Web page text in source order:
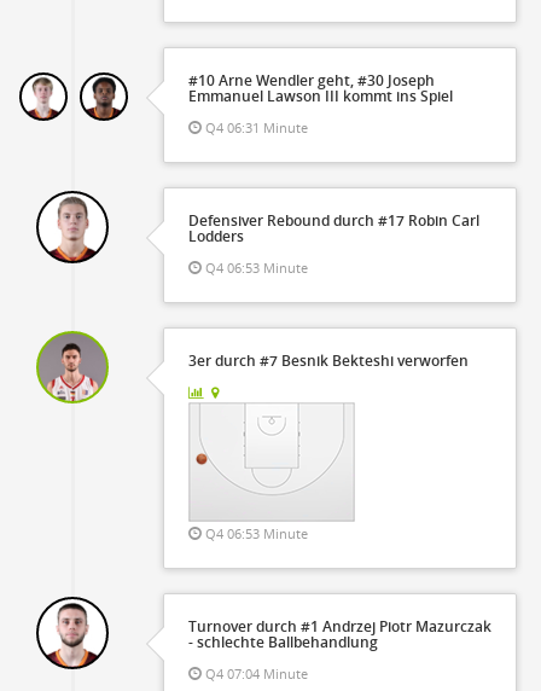
#10 Arne Wendler geht, #30 Joseph
Emmanuel Lawson III kommt ins Spiel
Q4 06:31 Minute
Defensiver Rebound durch #17 Robin Carl
Lodders
Q4 06:53 Minute
3er durch #7 Besnik Bekteshi verworfen
Q4 06:53 Minute
Turnover durch #1 Andrzej Piotr Mazurczak
- schlechte Ballbehandlung
Q4 07:04 Minute